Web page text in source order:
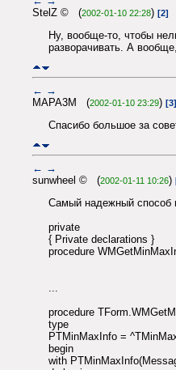
StelZ © (2002-01-10 22:28) [2]
Ну, вообще-то, чтобы
разворачивать. А
← →
MAPA3M (2002-01-10 23:29) [3]
Спасибо большое за
← →
sunwheel © (2002-01-11 10:26)
Самый надежный способ
private
{ Private declarations }
procedure
...
procedure
type
PTMinMaxInfo =
begin
with